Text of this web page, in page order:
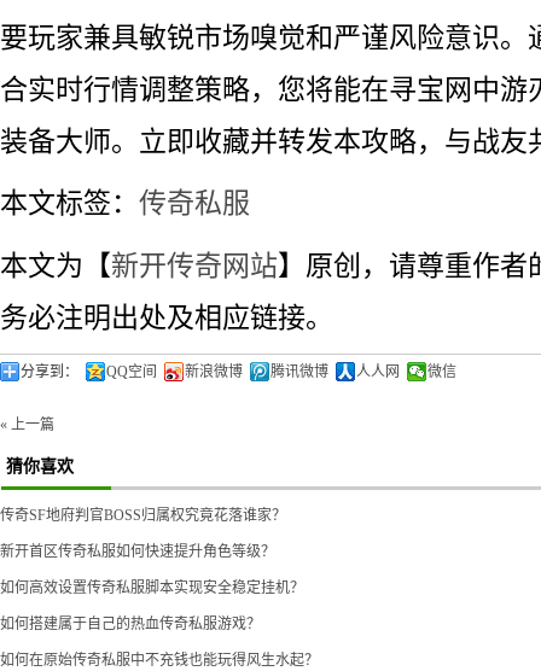
要玩家兼具敏锐市场嗅觉和严谨风险意识。
合实时行情调整策略，您将能在寻宝网中游
装备大师。立即收藏并转发本攻略，与战友
本文标签： 传奇私服
本文为【新开传奇网站】原创，请尊重作者
务必注明出处及相应链接。
分享到： QQ空间 新浪微博 腾讯微博 人人网 微信
« 上一篇
猜你喜欢
传奇SF地府判官BOSS归属权究竟花落谁家？
新开首区传奇私服如何快速提升角色等级？
如何高效设置传奇私服脚本实现安全稳定挂机？
如何搭建属于自己的热血传奇私服游戏？
如何在原始传奇私服中不充钱也能玩得风生水起？